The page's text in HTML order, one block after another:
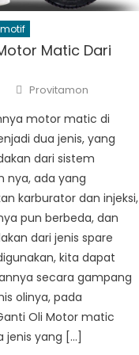
Matic Dari
Author
Provitamon
motor matic di
dua jenis, yang
dari sistem
nya, ada yang
karburator dan injeksi,
pun berbeda, dan
dari jenis spare
kita dapat
secara gampang
olinya, pada
Oli Motor matic
jenis yang […]